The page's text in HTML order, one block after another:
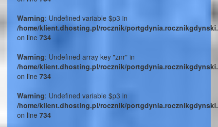
Warning: Undefined variable $p3 in
/home/klient.dhosting.pl/rocznik/
on line 734
Warning: Undefined array key "znr" in
/home/klient.dhosting.pl/rocznik/
on line 734
Warning: Undefined variable $p3 in
/home/klient.dhosting.pl/rocznik/
on line 734